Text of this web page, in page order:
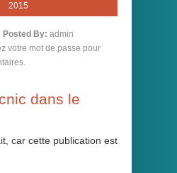
2015
Posted By: admin
votre mot de passe pour
dans le
car cette publication est